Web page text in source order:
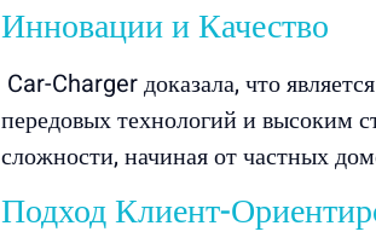
Инновации и Качество
Car-Charger доказала, что
передовых технологий и высоким
сложности, начиная от частных
Подход Клиент-